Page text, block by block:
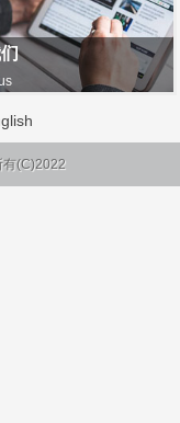
有(C)2022